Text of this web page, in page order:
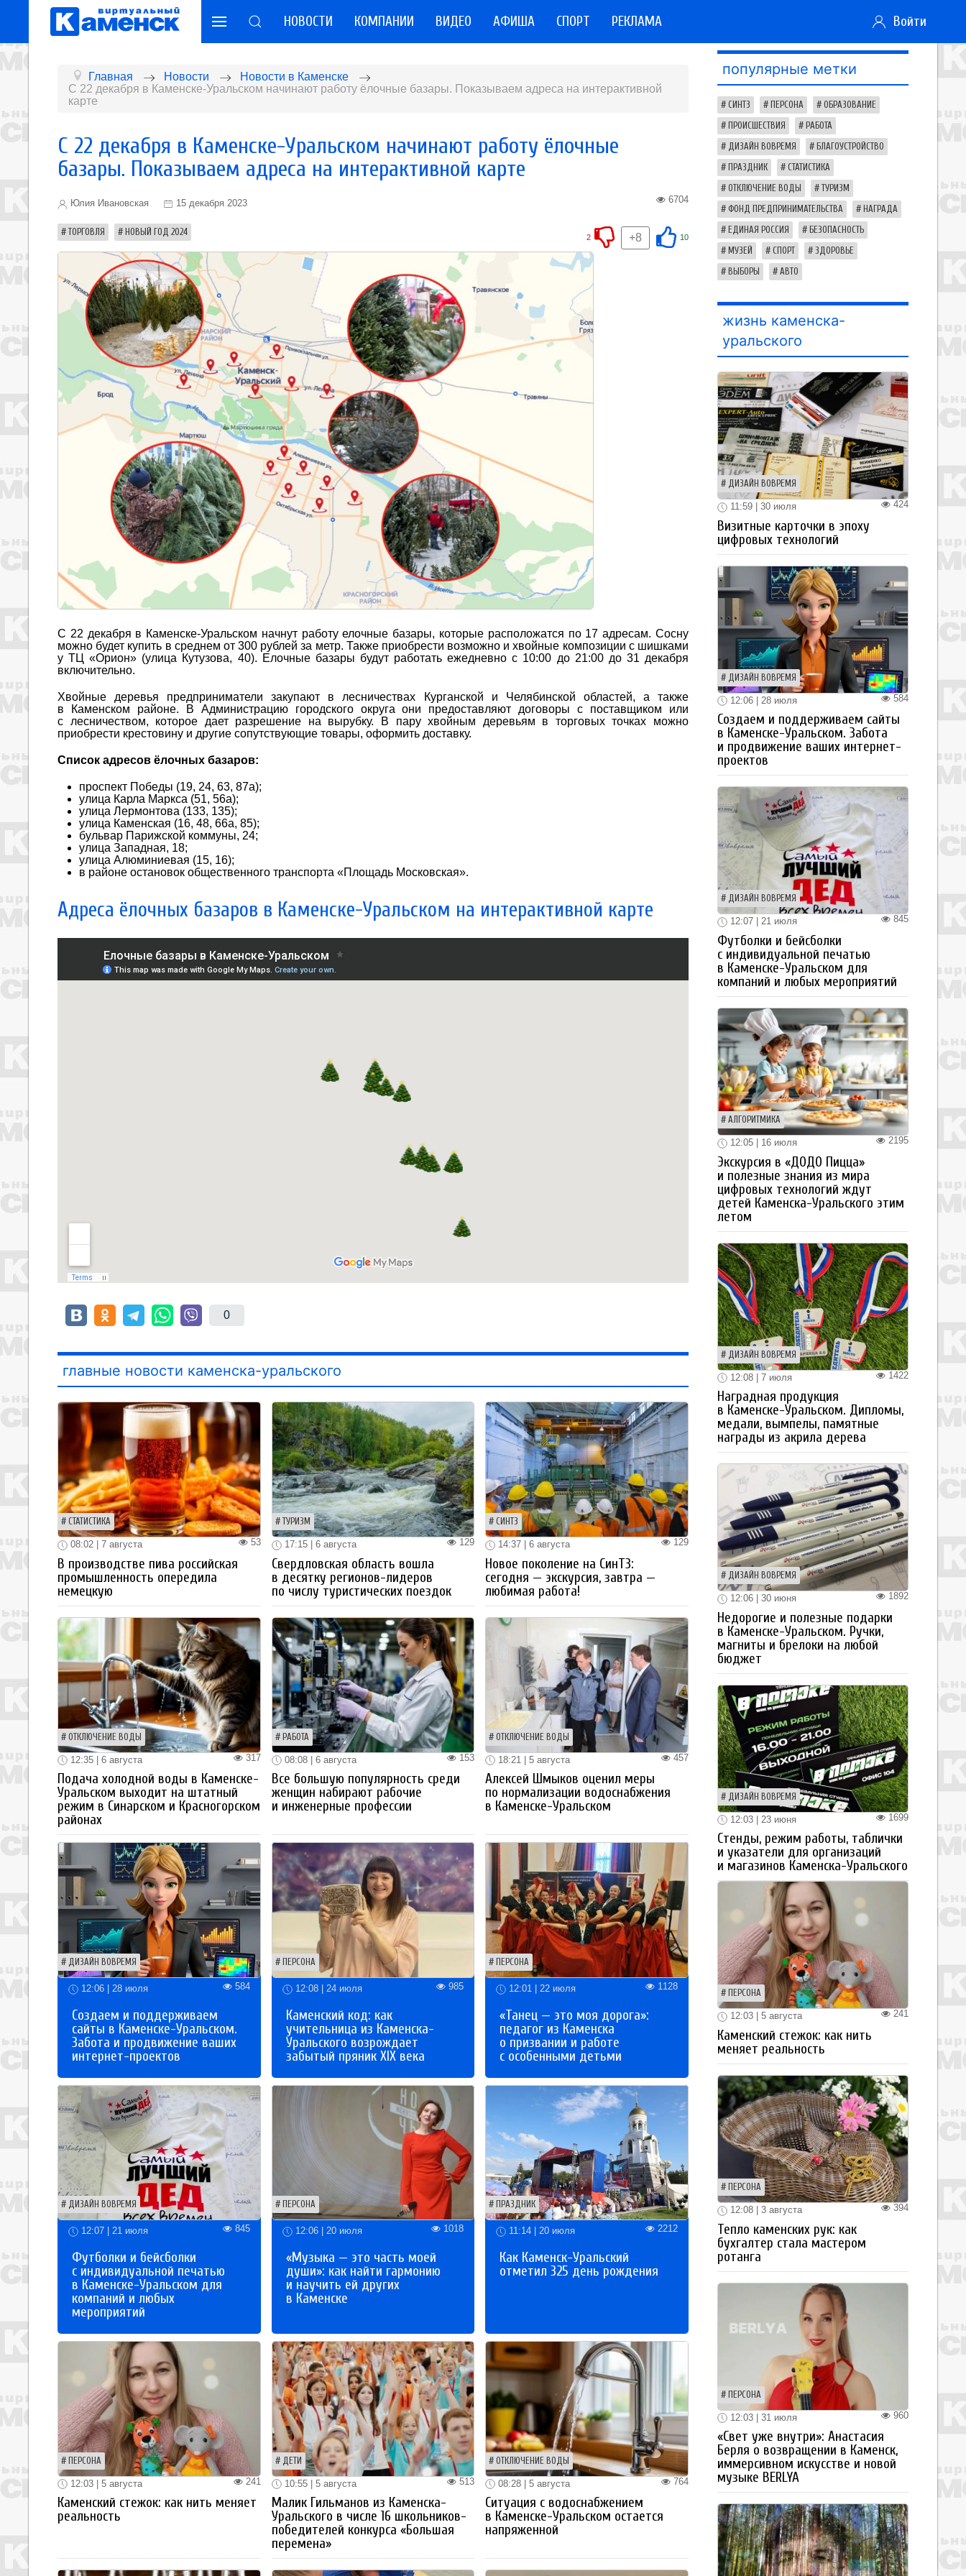
НОВОСТИ КОМПАНИИ ВИДЕО АФИША СПОРТ РЕКЛАМА Войти
Главная Новости
Новости в Каменске
С 22 декабря в Каменске-Уральском начинают работу ёлочные базары. Показываем адреса на интерактивной
карте
С 22 декабря в Каменске-Уральском начинают работу ёлочные
базары. Показываем адреса на интерактивной карте
Юлия Ивановская 15 декабря 2023 6704
ТОРГОВЛЯ НОВЫЙ ГОД 2024 10
+8
2
С 22 декабря в Каменске-Уральском начнут работу елочные базары, которые расположатся по 17 адресам. Сосну
можно будет купить в среднем от 300 рублей за метр. Также приобрести возможно и хвойные композиции с шишками
у ТЦ «Орион» (улица Кутузова, 40). Елочные базары будут работать ежедневно с 10:00 до 21:00 до 31 декабря
включительно.
Хвойные деревья предприниматели закупают в лесничествах Курганской и Челябинской областей, а также
в Каменском районе. В Администрацию городского округа они предоставляют договоры с поставщиком или
с лесничеством, которое дает разрешение на вырубку. В пару хвойным деревьям в торговых точках можно
приобрести крестовину и другие сопутствующие товары, оформить доставку.
Список адресов ёлочных базаров:
проспект Победы (19, 24, 63, 87а);
улица Карла Маркса (51, 56а);
улица Лермонтова (133, 135);
улица Каменская (16, 48, 66а, 85);
бульвар Парижской коммуны, 24;
улица Западная, 18;
улица Алюминиевая (15, 16);
в районе остановок общественного транспорта «Площадь Московская».
Адреса ёлочных базаров в Каменске-Уральском на интерактивной карте
0
главные новости каменска-уральского
СТАТИСТИКА
53
08:02 | 7 августа
В производстве пива российская
промышленность опередила
немецкую
ТУРИЗМ
129
17:15 | 6 августа
Свердловская область вошла
в десятку регионов-лидеров
по числу туристических поездок
СИНТЗ
129
14:37 | 6 августа
Новое поколение на СинТЗ:
сегодня — экскурсия, завтра —
любимая работа!
ОТКЛЮЧЕНИЕ ВОДЫ
317
12:35 | 6 августа
Подача холодной воды в Каменске-
Уральском выходит на штатный
режим в Синарском и Красногорском
районах
РАБОТА
153
08:08 | 6 августа
Все большую популярность среди
женщин набирают рабочие
и инженерные профессии
ОТКЛЮЧЕНИЕ ВОДЫ
457
18:21 | 5 августа
Алексей Шмыков оценил меры
по нормализации водоснабжения
в Каменске-Уральском
ДИЗАЙН ВОВРЕМЯ
12:06 | 28 июля 584
Создаем и поддерживаем
сайты в Каменске-Уральском.
Забота и продвижение ваших
интернет-проектов
ПЕРСОНА
12:08 | 24 июля 985
Каменский код: как
учительница из Каменска-
Уральского возрождает
забытый пряник XIX века
ПЕРСОНА
12:01 | 22 июля 1128
«Танец — это моя дорога»:
педагог из Каменска
о призвании и работе
с особенными детьми
ДИЗАЙН ВОВРЕМЯ
12:07 | 21 июля 845
Футболки и бейсболки
с индивидуальной печатью
в Каменске-Уральском для
компаний и любых
мероприятий
ПЕРСОНА
12:06 | 20 июля 1018
«Музыка — это часть моей
души»: как найти гармонию
и научить ей других
в Каменске
ПРАЗДНИК
11:14 | 20 июля 2212
Как Каменск-Уральский
отметил 325 день рождения
ПЕРСОНА
241
12:03 | 5 августа
Каменский стежок: как нить меняет
реальность
ДЕТИ
513
10:55 | 5 августа
Малик Гильманов из Каменска-
Уральского в числе 16 школьников-
победителей конкурса «Большая
перемена»
ОТКЛЮЧЕНИЕ ВОДЫ
764
08:28 | 5 августа
Ситуация с водоснабжением
в Каменске-Уральском остается
напряженной
популярные метки
СИНТЗ ПЕРСОНА ОБРАЗОВАНИЕ
ПРОИСШЕСТВИЯ РАБОТА
ДИЗАЙН ВОВРЕМЯ БЛАГОУСТРОЙСТВО
ПРАЗДНИК СТАТИСТИКА
ОТКЛЮЧЕНИЕ ВОДЫ ТУРИЗМ
ФОНД ПРЕДПРИНИМАТЕЛЬСТВА НАГРАДА
ЕДИНАЯ РОССИЯ БЕЗОПАСНОСТЬ
МУЗЕЙ СПОРТ ЗДОРОВЬЕ
ВЫБОРЫ АВТО
жизнь каменска-
уральского
ДИЗАЙН ВОВРЕМЯ
424
11:59 | 30 июля
Визитные карточки в эпоху
цифровых технологий
ДИЗАЙН ВОВРЕМЯ
584
12:06 | 28 июля
Создаем и поддерживаем сайты
в Каменске-Уральском. Забота
и продвижение ваших интернет-
проектов
ДИЗАЙН ВОВРЕМЯ
845
12:07 | 21 июля
Футболки и бейсболки
с индивидуальной печатью
в Каменске-Уральском для
компаний и любых мероприятий
АЛГОРИТМИКА
2195
12:05 | 16 июля
Экскурсия в «ДОДО Пицца»
и полезные знания из мира
цифровых технологий ждут
детей Каменска-Уральского этим
летом
ДИЗАЙН ВОВРЕМЯ
1422
12:08 | 7 июля
Наградная продукция
в Каменске-Уральском. Дипломы,
медали, вымпелы, памятные
награды из акрила дерева
ДИЗАЙН ВОВРЕМЯ
1892
12:06 | 30 июня
Недорогие и полезные подарки
в Каменске-Уральском. Ручки,
магниты и брелоки на любой
бюджет
ДИЗАЙН ВОВРЕМЯ
1699
12:03 | 23 июня
Стенды, режим работы, таблички
и указатели для организаций
и магазинов Каменска-Уральского
ПЕРСОНА
241
12:03 | 5 августа
Каменский стежок: как нить
меняет реальность
ПЕРСОНА
394
12:08 | 3 августа
Тепло каменских рук: как
бухгалтер стала мастером
ротанга
ПЕРСОНА
960
12:03 | 31 июля
«Свет уже внутри»: Анастасия
Берля о возвращении в Каменск,
иммерсивном искусстве и новой
музыке BERLYA